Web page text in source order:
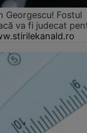
Georgescu! Fostul
va fi judecat